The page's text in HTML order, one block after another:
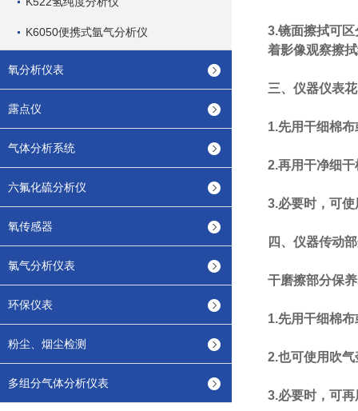
K6050便携式氩气分析仪
氧分析仪表
露点仪
气体分析系统
六氟化硫分析仪
氧传感器
氯气分析仪表
环保仪表
粉尘、烟尘检测
多组分气体分析仪表
3.镜面擦拭可
着影像观察擦
三、仪器仪表
1.先用干细棉
2.再用干净细
3.必要时，可
四、仪器传动
干磨擦部分保
1.先用干细棉
2.也可使用吹
3.必要时，可